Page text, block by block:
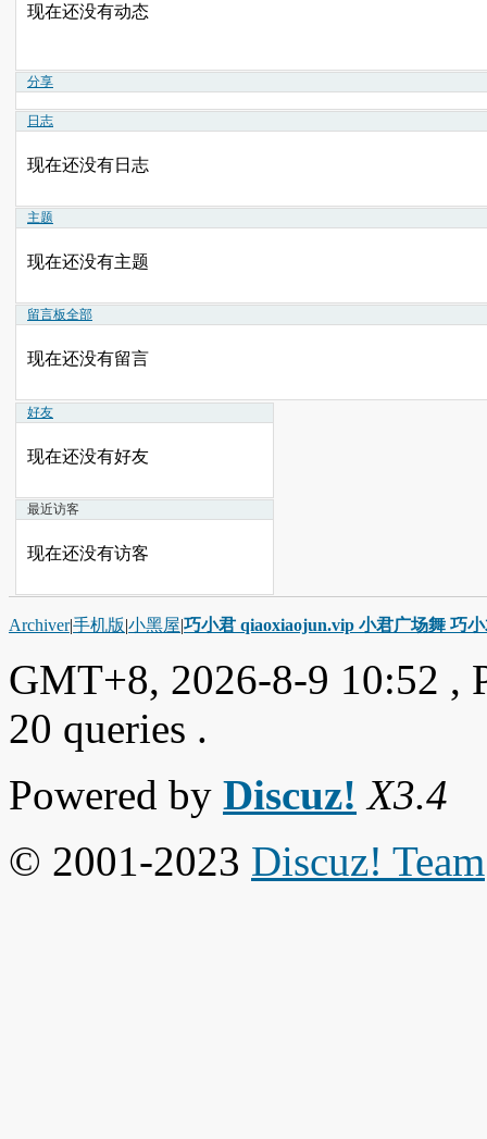
现在还没有动态
分享
日志
现在还没有日志
主题
现在还没有主题
留言板全部
现在还没有留言
好友
现在还没有好友
最近访客
现在还没有访客
Archiver|手机版|小黑屋|巧小君 qiaoxiaojun.vip 小君广场舞 巧
GMT+8, 2026-8-9 10:52 ,
20 queries .
Powered by Discuz! X3.4
© 2001-2023 Discuz! Team